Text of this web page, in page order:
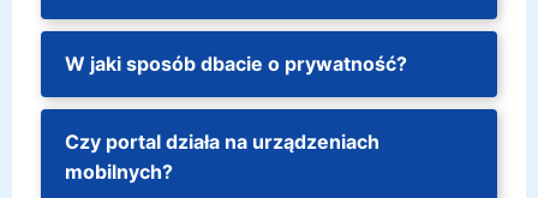
W jaki sposób dbacie o prywatność?
Czy portal działa na urządzeniach
mobilnych?